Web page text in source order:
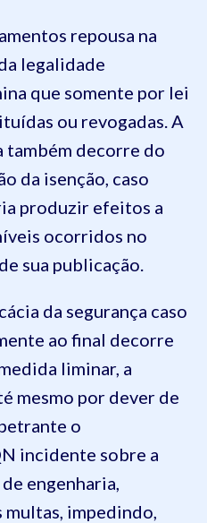
repousa na
legalidade
que somente por lei
ou revogadas. A
decorre do
da isenção, caso
produzir efeitos a
ocorridos no
sua publicação.
da segurança caso
ao final decorre
liminar, a
mesmo por dever de
o
incidente sobre a
engenharia,
multas, impedindo,